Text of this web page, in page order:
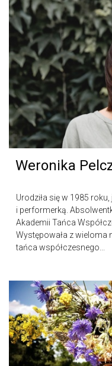
Weronika
Urodziła się w 1985
i performerką.
Akademii Tańca
Występowała z wieloma
tańca współczesnego...